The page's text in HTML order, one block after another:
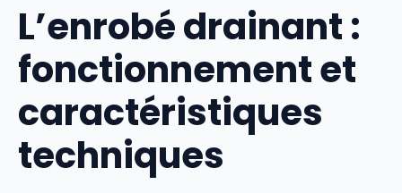
L’enrobé drainant :
fonctionnement et
caractéristiques
techniques